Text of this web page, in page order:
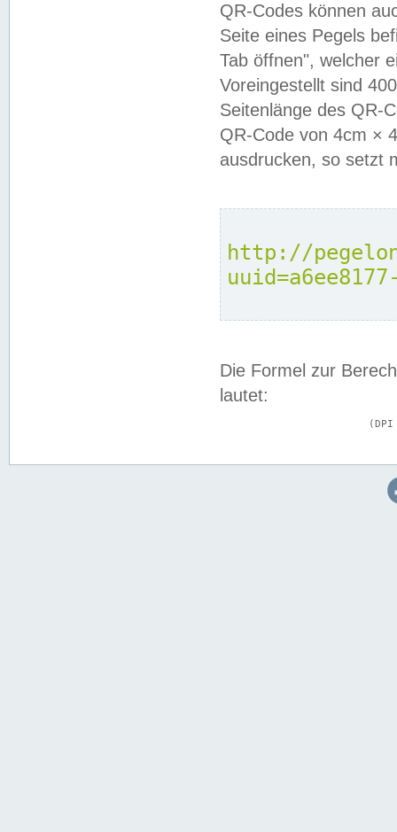
QR-Codes können
Seite eines Pegels
Tab öffnen", welcher
Voreingestellt sind
Seitenlänge des QR-
QR-Code von 4cm ×
ausdrucken, so setzt
http://
Die Formel zur
lautet: